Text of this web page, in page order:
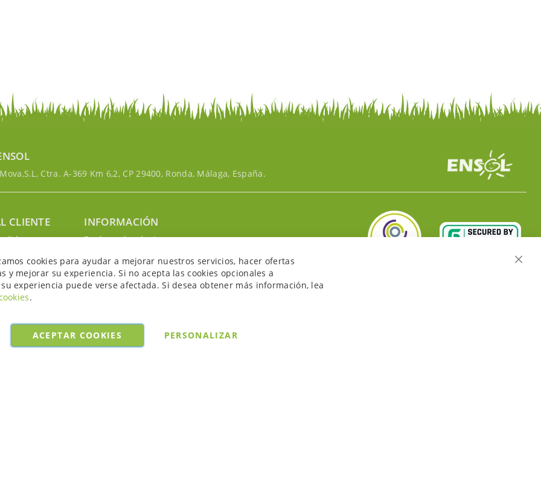
Ctra. A-369 Km 6,2, CP 29400, Ronda, Málaga, España.
CLIENTE INFORMACIÓN
Envíos y devoluciones
Política de cookies
Aviso legal y condiciones
cookies para ayudar a mejorar nuestros servicios, hacer ofertas
y mejorar su experiencia. Si no acepta las cookies opcionales a
experiencia puede verse afectada. Si desea obtener más información, lea
.
ACEPTAR COOKIES PERSONALIZAR